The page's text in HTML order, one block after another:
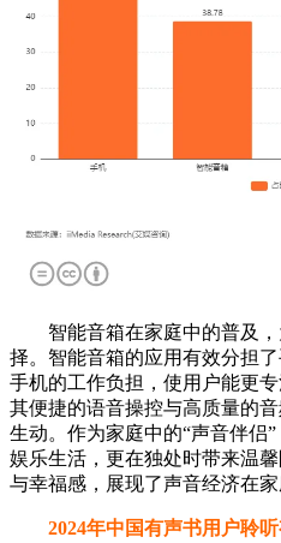
智能音箱在家庭中的普及，
择。智能音箱的应用有效分担
手机的工作负担，使用户能更
其便捷的语音操控与高质量的
生动。作为家庭中的“声音伴侣
娱乐生活，更在独处时带来温
与幸福感，展现了声音经济在家
2024年中国有声书用户聆听